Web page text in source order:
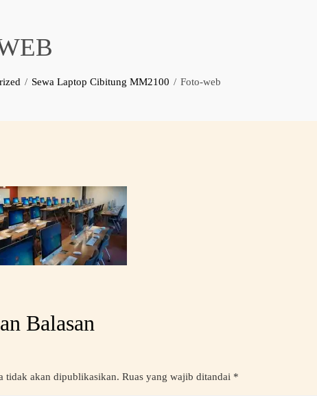
Sewa Laptop Cibitung MM2100 Foto-web
Balasan
tidak akan dipublikasikan. Ruas yang wajib ditandai *